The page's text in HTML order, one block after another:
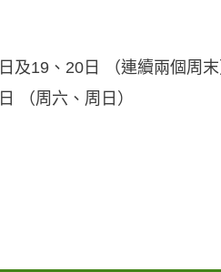
及19、20日 （連續兩個周
（周六、周日）